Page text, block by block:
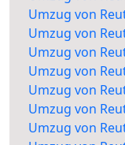
Umzug von
Umzug von
Umzug von
Umzug von
Umzug von
Umzug von
Umzug von